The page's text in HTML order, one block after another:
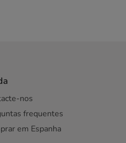
nos
frequentes
em Espanha